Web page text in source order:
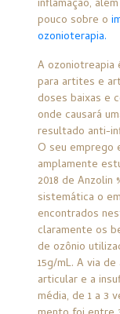
inflamação,
pouco sobre o
ozonioterapia.
A
para artites e
doses baixas e
onde causará
resultado anti-
O seu emprego
amplamente
2018 de Anzolin
sistemática o
encontrados
claramente os
de ozônio
15g/mL. A via
articular e a
média, de 1 a 3